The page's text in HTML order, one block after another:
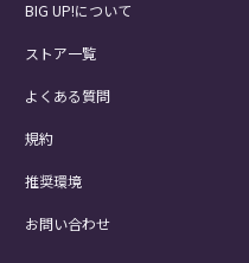
BIG UP!について
ストア一覧
よくある質問
規約
推奨環境
お問い合わせ